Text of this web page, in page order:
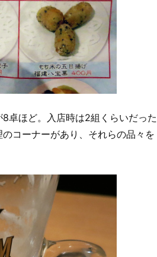
卓ほど。入店時は2組くらいだった
コーナーがあり、それらの品々を